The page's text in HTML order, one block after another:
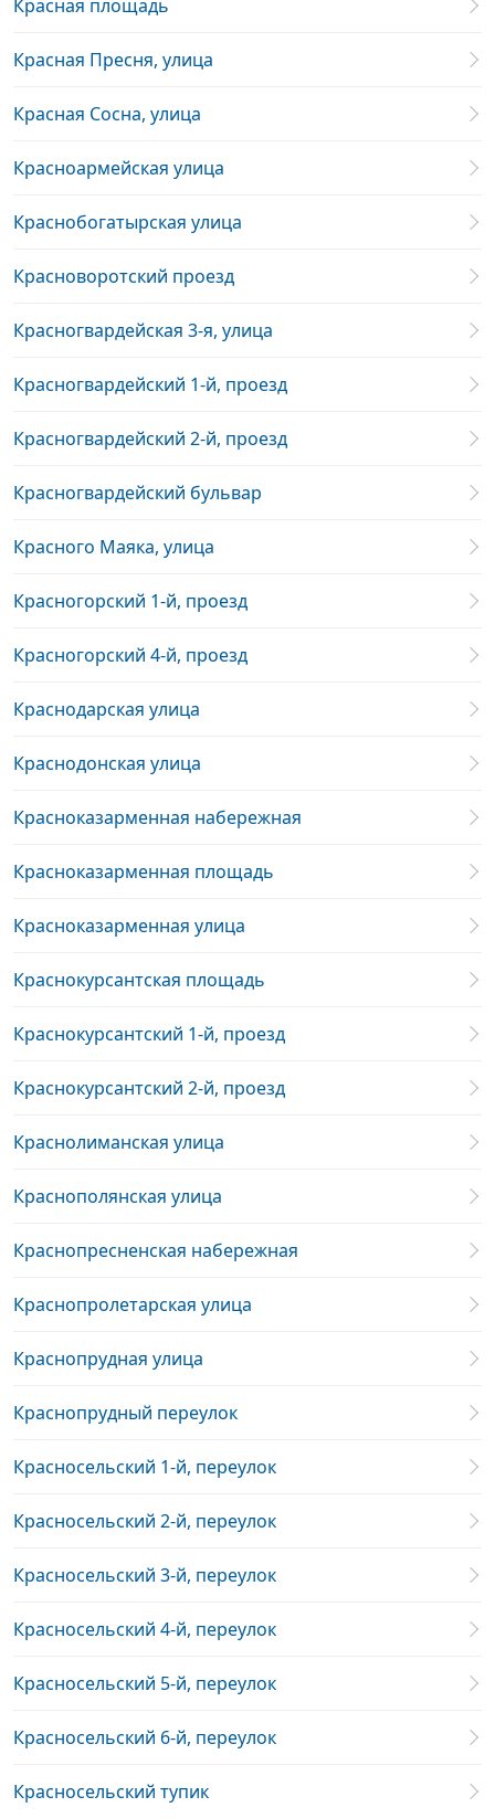
Красная площадь
Красная Пресня, улица
Красная Сосна, улица
Красноармейская улица
Краснобогатырская улица
Красноворотский проезд
Красногвардейская 3-я, улица
Красногвардейский 1-й, проезд
Красногвардейский 2-й, проезд
Красногвардейский бульвар
Красного Маяка, улица
Красногорский 1-й, проезд
Красногорский 4-й, проезд
Краснодарская улица
Краснодонская улица
Красноказарменная набережная
Красноказарменная площадь
Красноказарменная улица
Краснокурсантская площадь
Краснокурсантский 1-й, проезд
Краснокурсантский 2-й, проезд
Краснолиманская улица
Краснополянская улица
Краснопресненская набережная
Краснопролетарская улица
Краснопрудная улица
Краснопрудный переулок
Красносельский 1-й, переулок
Красносельский 2-й, переулок
Красносельский 3-й, переулок
Красносельский 4-й, переулок
Красносельский 5-й, переулок
Красносельский 6-й, переулок
Красносельский тупик